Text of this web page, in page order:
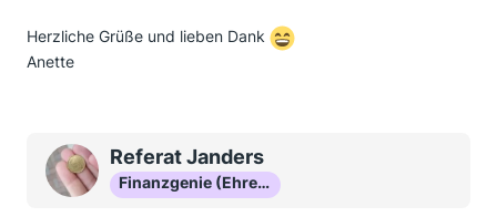
Herzliche Grüße und lieben Dank
Anette
Referat Janders
Finanzgenie (Ehrenmitglied)